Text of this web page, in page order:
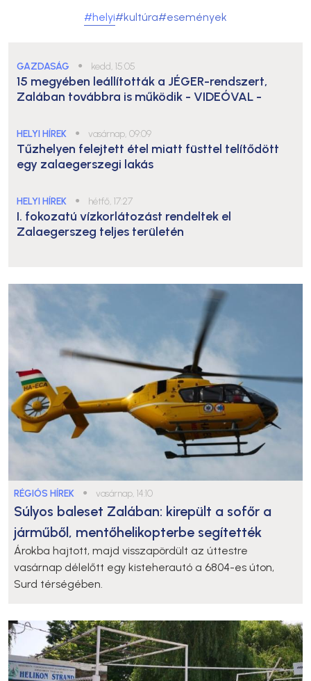
#helyi#kultúra#események
GAZDASÁG ● kedd, 15:05
15 megyében leállították a JÉGER-rendszert,
Zalában továbbra is működik - VIDEÓVAL -
HELYI HÍREK ● vasárnap, 09:09
Tűzhelyen felejtett étel miatt füsttel telítődött
egy zalaegerszegi lakás
HELYI HÍREK ● hétfő, 17:27
I. fokozatú vízkorlátozást rendeltek el
Zalaegerszeg teljes területén
RÉGIÓS HÍREK ● vasárnap, 14:10
Súlyos baleset Zalában: kirepült a sofőr a
járműből, mentőhelikopterbe segítették
Árokba hajtott, majd visszapördült az úttestre
vasárnap délelőtt egy kisteherautó a 6804-es úton,
Surd térségében.